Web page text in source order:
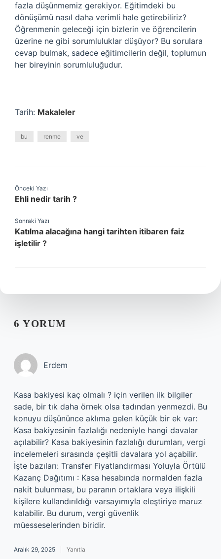
fazla düşünmemiz gerekiyor. Eğitimdeki bu
dönüşümü nasıl daha verimli hale getirebiliriz?
Öğrenmenin geleceği için bizlerin ve öğrencilerin
üzerine ne gibi sorumluluklar düşüyor? Bu sorulara
cevap bulmak, sadece eğitimcilerin değil, toplumun
her bireyinin sorumluluğudur.
Tarih: Makaleler
bu renme ve
Önceki Yazı
Ehli nedir tarih ?
Sonraki Yazı
Katılma alacağına hangi tarihten itibaren faiz
işletilir ?
6 YORUM
Erdem
Kasa bakiyesi kaç olmalı ? için verilen ilk bilgiler
sade, bir tık daha örnek olsa tadından yenmezdi. Bu
konuyu düşününce aklıma gelen küçük bir ek var:
Kasa bakiyesinin fazlalığı nedeniyle hangi davalar
açılabilir? Kasa bakiyesinin fazlalığı durumları, vergi
incelemeleri sırasında çeşitli davalara yol açabilir.
İşte bazıları: Transfer Fiyatlandırması Yoluyla Örtülü
Kazanç Dağıtımı : Kasa hesabında normalden fazla
nakit bulunması, bu paranın ortaklara veya ilişkili
kişilere kullandırıldığı varsayımıyla eleştiriye maruz
kalabilir. Bu durum, vergi güvenlik
müesseselerinden biridir.
Aralık 29, 2025 Yanıtla